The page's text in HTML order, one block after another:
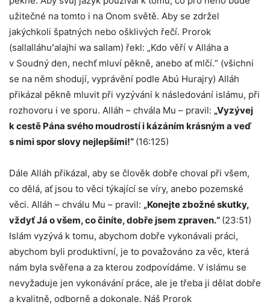
užitečné na tomto i na Onom světě. Aby se zdržel
jakýchkoli špatných nebo ošklivých řečí. Prorok
(sallalláhuʻalajhi wa sallam) řekl: „Kdo věří v Alláha a
v Soudný den, nechť mluví pěkně, anebo ať mlčí.“ (všichni
se na něm shodují, vyprávění podle Abú Hurajry) Alláh
přikázal pěkně mluvit při vyzývání k následování islámu, při
rozhovoru i ve sporu. Alláh – chvála Mu – pravil: „Vyzývej
k cestě Pána svého moudrostí i kázáním krásným a veď
s nimi spor slovy nejlepšími!“ (16:125)
Dále Alláh přikázal, aby se člověk dobře choval při všem,
co dělá, ať jsou to věci týkající se víry, anebo pozemské
věci. Alláh – chválu Mu – pravil: „Konejte zbožné skutky,
vždyť Já o všem, co činíte, dobře jsem zpraven.“ (23:51)
Islám vyzývá k tomu, abychom dobře vykonávali práci,
abychom byli produktivní, je to považováno za věc, která
nám byla svěřena a za kterou zodpovídáme. V islámu se
nevyžaduje jen vykonávání práce, ale je třeba ji dělat dobře
a kvalitně, odborně a dokonale. Náš Prorok